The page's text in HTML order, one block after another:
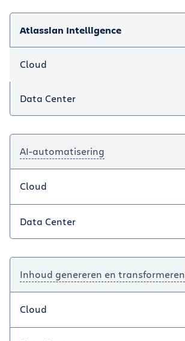
Atlassian Intelligence
Cloud
Data Center
AI-automatisering
Cloud
Data Center
Inhoud genereren en transformeren
Cloud